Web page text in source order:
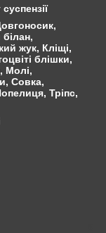
жук, Кліщі,
блішки,
Молі,
Совка,
Тріпс,